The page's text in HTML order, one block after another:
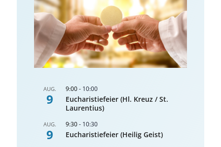
AUG.
9
9:00- 10:00
Eucharistiefeier (Hl. Kreuz / St.
Laurentius)
AUG.
9
9:30- 10:30
Eucharistiefeier (Heilig Geist)